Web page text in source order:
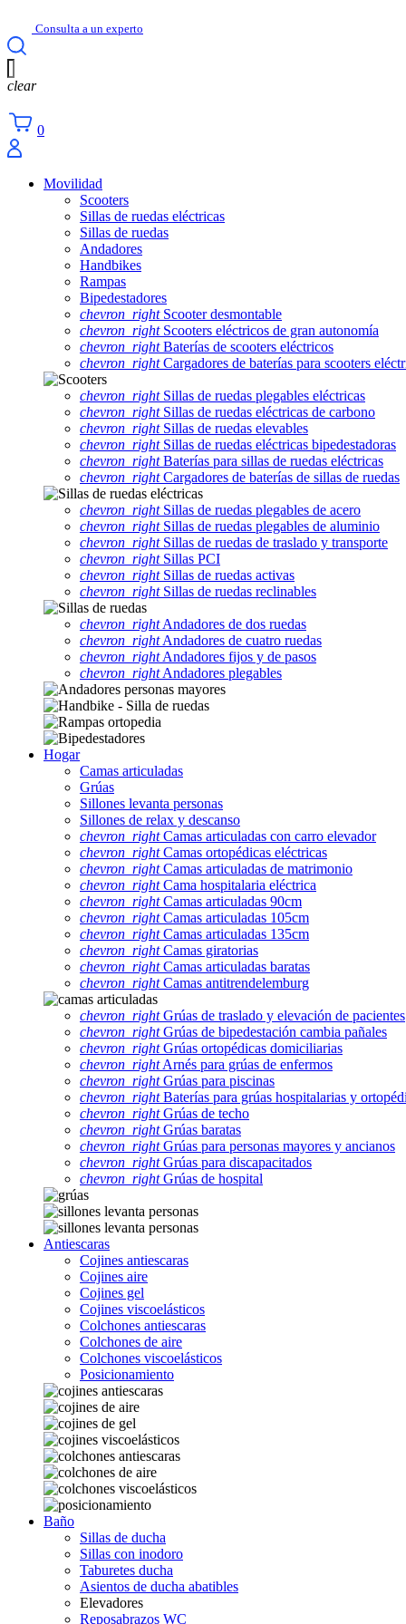
Consulta a un experto
clear
0
Movilidad
Scooters
Sillas de ruedas eléctricas
Sillas de ruedas
Andadores
Handbikes
Rampas
Bipedestadores
chevron_rightScooter desmontable
chevron_rightScooters eléctricos de gran autonomía
chevron_rightBaterías de scooters eléctricos
chevron_rightCargadores de baterías para scooters
chevron_rightSillas de ruedas plegables eléctricas
chevron_rightSillas de ruedas eléctricas de carbono
chevron_rightSillas de ruedas elevables
chevron_rightSillas de ruedas eléctricas bipedestadoras
chevron_rightBaterías para sillas de ruedas eléctricas
chevron_rightCargadores de baterías de sillas de ruedas
chevron_rightSillas de ruedas plegables de acero
chevron_rightSillas de ruedas plegables de aluminio
chevron_rightSillas de ruedas de traslado y transporte
chevron_rightSillas PCI
chevron_rightSillas de ruedas activas
chevron_rightSillas de ruedas reclinables
chevron_rightAndadores de dos ruedas
chevron_rightAndadores de cuatro ruedas
chevron_rightAndadores fijos y de pasos
chevron_rightAndadores plegables
Hogar
Camas articuladas
Grúas
Sillones levanta personas
Sillones de relax y descanso
chevron_rightCamas articuladas con carro elevador
chevron_rightCamas ortopédicas eléctricas
chevron_rightCamas articuladas de matrimonio
chevron_rightCama hospitalaria eléctrica
chevron_rightCamas articuladas 90cm
chevron_rightCamas articuladas 105cm
chevron_rightCamas articuladas 135cm
chevron_rightCamas giratorias
chevron_rightCamas articuladas baratas
chevron_rightCamas antitrendelemburg
chevron_rightGrúas de traslado y elevación de pacientes
chevron_rightGrúas de bipedestación cambia pañales
chevron_rightGrúas ortopédicas domiciliarias
chevron_rightArnés para grúas de enfermos
chevron_rightGrúas para piscinas
chevron_rightBaterías para grúas hospitalarias y
chevron_rightGrúas de techo
chevron_rightGrúas baratas
chevron_rightGrúas para personas mayores y ancianos
chevron_rightGrúas para discapacitados
chevron_rightGrúas de hospital
Antiescaras
Cojines antiescaras
Cojines aire
Cojines gel
Cojines viscoelásticos
Colchones antiescaras
Colchones de aire
Colchones viscoelásticos
Posicionamiento
Baño
Sillas de ducha
Sillas con inodoro
Taburetes ducha
Asientos de ducha abatibles
Elevadores
Reposabrazos WC